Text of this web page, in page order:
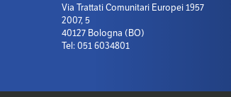
Via Trattati Comunitari Europei 1957
2007, 5
40127 Bologna (BO)
Tel: 051 6034801